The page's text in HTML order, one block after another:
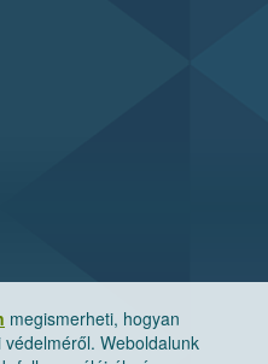
megismerheti, hogyan
Weboldalunk